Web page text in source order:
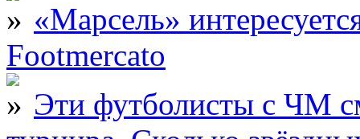
«Марсель»
Footmercato
Эти футболисты с ЧМ